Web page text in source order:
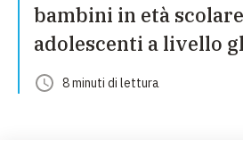
bambini in età
adolescenti a livello
8minuti di lettura